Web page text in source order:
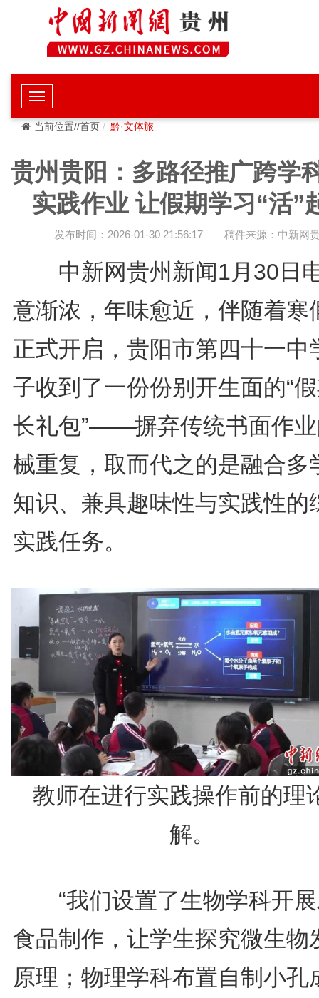
当前位置//首页 黔·文体旅
贵州贵阳：多路径推广跨学
实践作业 让假期学习“活”
发布时间：2026-01-30 21:56:17 稿件来源：中新网
中新网贵州新闻1月30日
意渐浓，年味愈近，伴随着寒
正式开启，贵阳市第四十一中
子收到了一份份别开生面的“
长礼包”——摒弃传统书面作
械重复，取而代之的是融合多
知识、兼具趣味性与实践性的
实践任务。
教师在进行实践操作前的理
解。
“我们设置了生物学科开展
食品制作，让学生探究微生物
原理；物理学科布置自制小孔